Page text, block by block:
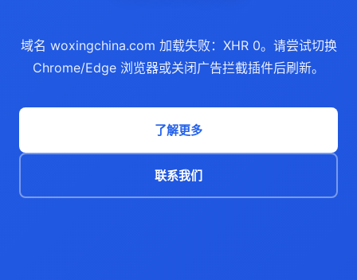
域名 woxingchina.com 加载失败：XHR 0。请尝试切换
Chrome/Edge 浏览器或关闭广告拦截插件后刷新。
了解更多
联系我们